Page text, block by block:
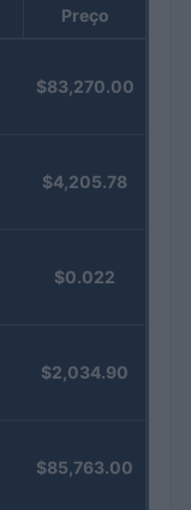
Preço
$83,270.00
$4,205.78
$0.022
$2,034.90
$85,763.00